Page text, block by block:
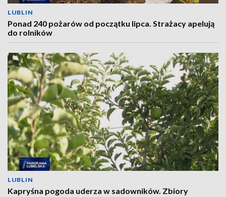
LUBLIN
Ponad 240 pożarów od początku lipca. Strażacy apelują
do rolników
LUBLIN
Kapryśna pogoda uderza w sadowników. Zbiory